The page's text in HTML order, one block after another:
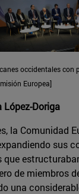
occidentales con
Europea]
López-Doriga
la Comunidad
sus
que
de miembros
una